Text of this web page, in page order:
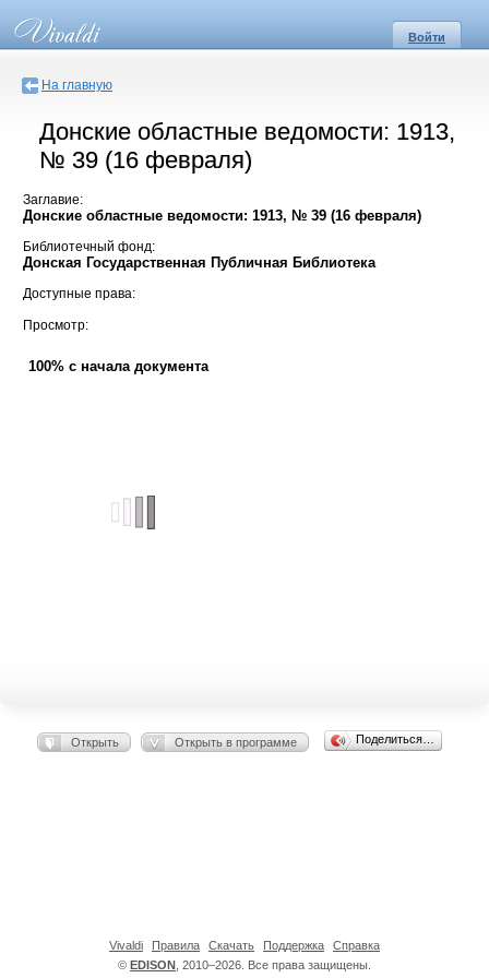
Войти
На главную
Донские областные ведомости: 1913,
№ 39 (16 февраля)
Заглавие:
Донские областные ведомости: 1913, № 39 (16 февраля)
Библиотечный фонд:
Донская Государственная Публичная Библиотека
Доступные права:
Просмотр:
100% с начала документа
Открыть Открыть в программе Поделиться…
© EDISON , 2010–2026. Все права защищены.
Vivaldi Правила Скачать Поддержка Справка